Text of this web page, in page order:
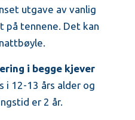
utgave av vanlig
på tennene. Det kan
i begge kjever
i 12-13 års alder og
er 2 år.